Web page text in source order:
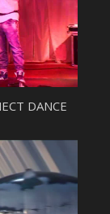
DANCE